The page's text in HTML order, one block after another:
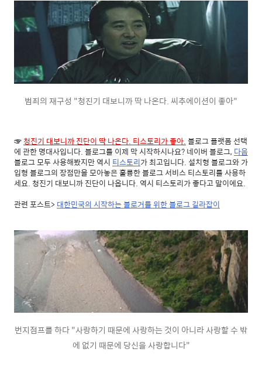
범죄의 재구성 "청진기 대보니까 딱 나온다. 씨추에이션이 좋아"
☞청진기 대보니까 진단이 딱 나온다. 티스토리가 좋아.블로그 플랫폼 선택
에 관한 명대사입니다. 블로그를 이제 막 시작하시나요? 네이버 블로그, 다음
블로그 모두 사용해봤지만 역시 티스토리가 최고입니다. 설치형 블로그와 가
입형 블로그의 장점만을 모아놓은 훌륭한 블로그 서비스 티스토리를 사용하
세요. 청진기 대보니까 진단이 나옵니다. 역시 티스토리가 좋다고 말이에요.
관련 포스트> 대한민국의 시작하는 블로거를 위한 블로그 길라잡이
번지점프를 하다 "사랑하기 때문에 사랑하는 것이 아니라 사랑할 수 밖
에 없기 때문에 당신을 사랑합니다"